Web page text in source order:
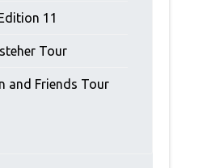
11
Tour
and Friends Tour